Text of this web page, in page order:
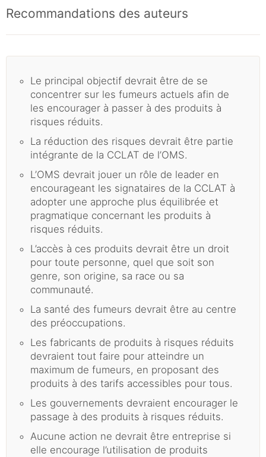
Recommandations des auteurs
Le principal objectif devrait être de se
concentrer sur les fumeurs actuels afin de
les encourager à passer à des produits à
risques réduits.
La réduction des risques devrait être partie
intégrante de la CCLAT de l’OMS.
L’OMS devrait jouer un rôle de leader en
encourageant les signataires de la CCLAT à
adopter une approche plus équilibrée et
pragmatique concernant les produits à
risques réduits.
L’accès à ces produits devrait être un droit
pour toute personne, quel que soit son
genre, son origine, sa race ou sa
communauté.
La santé des fumeurs devrait être au centre
des préoccupations.
Les fabricants de produits à risques réduits
devraient tout faire pour atteindre un
maximum de fumeurs, en proposant des
produits à des tarifs accessibles pour tous.
Les gouvernements devraient encourager le
passage à des produits à risques réduits.
Aucune action ne devrait être entreprise si
elle encourage l’utilisation de produits